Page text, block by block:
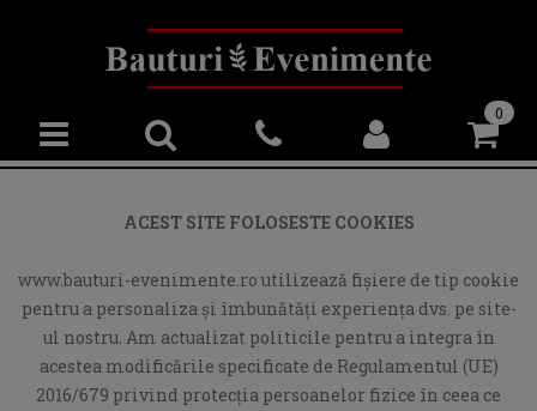
0
ACEST SITE FOLOSESTE COOKIES
www.bauturi-evenimente.ro utilizează fişiere de tip cookie
pentru a personaliza și îmbunătăți experiența dvs. pe site-
ul nostru. Am actualizat politicile pentru a integra în
acestea modificările specificate de Regulamentul (UE)
2016/679 privind protecția persoanelor fizice în ceea ce